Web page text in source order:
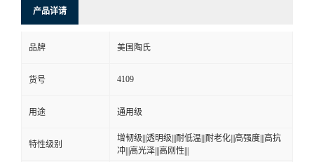
产品详请
品牌 美国陶氏
货号 4109
用途 通用级
特性级别
增韧级|||透明级|||耐低温|||耐老化|||高强度|||高抗
冲|||高光泽|||高刚性|||